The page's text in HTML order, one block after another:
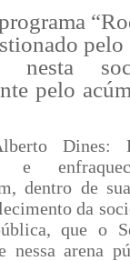
pelo
Dines:
e
dentro de
da
que o
nessa arena